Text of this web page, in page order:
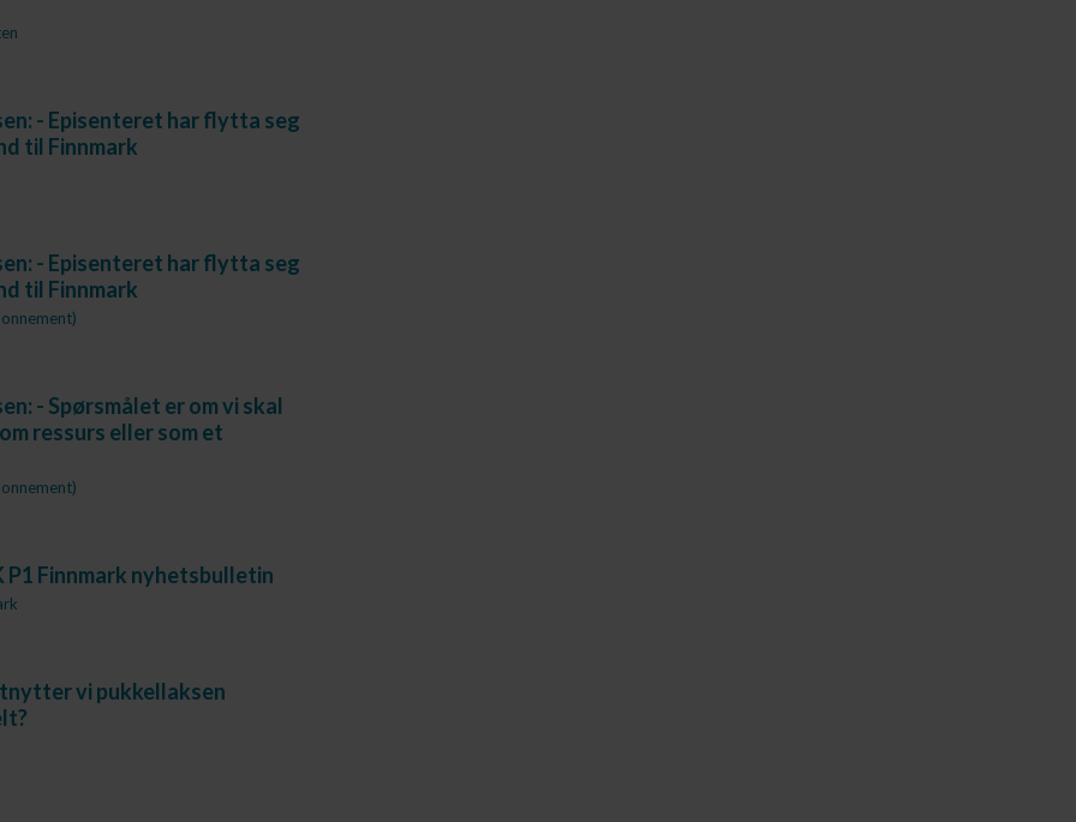
- Episenteret har flytta seg
til Finnmark
- Episenteret har flytta seg
til Finnmark
- Spørsmålet er om vi skal
ressurs eller som et
P1 Finnmark nyhetsbulletin
vi pukkellaksen